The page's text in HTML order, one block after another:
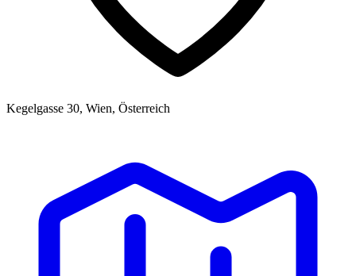
Kegelgasse 30, Wien, Österreich